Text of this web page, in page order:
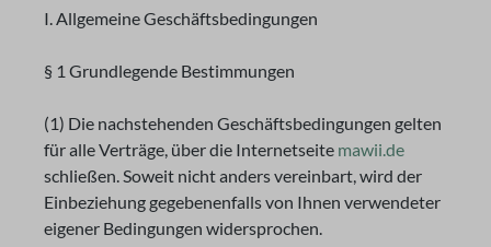
I. Allgemeine Geschäftsbedingungen
§ 1 Grundlegende Bestimmungen
(1) Die nachstehenden Geschäftsbedingungen gelten
für alle Verträge, über die Internetseite mawii.de
schließen. Soweit nicht anders vereinbart, wird der
Einbeziehung gegebenenfalls von Ihnen verwendeter
eigener Bedingungen widersprochen.